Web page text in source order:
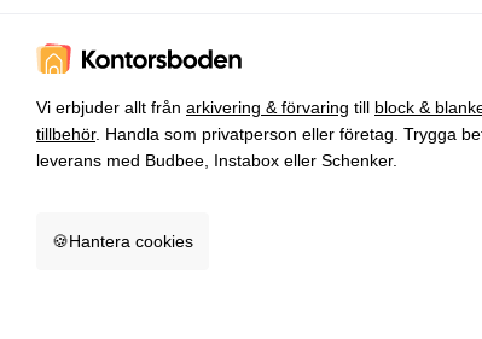
Vi erbjuder allt från arkivering & förvaring till block &
tillbehör. Handla som privatperson eller företag. Trygga
leverans med Budbee, Instabox eller Schenker.
🍪Hantera cookies